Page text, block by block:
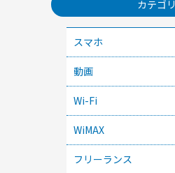
カテゴリ
スマホ
動画
Wi-Fi
WiMAX
フリーランス